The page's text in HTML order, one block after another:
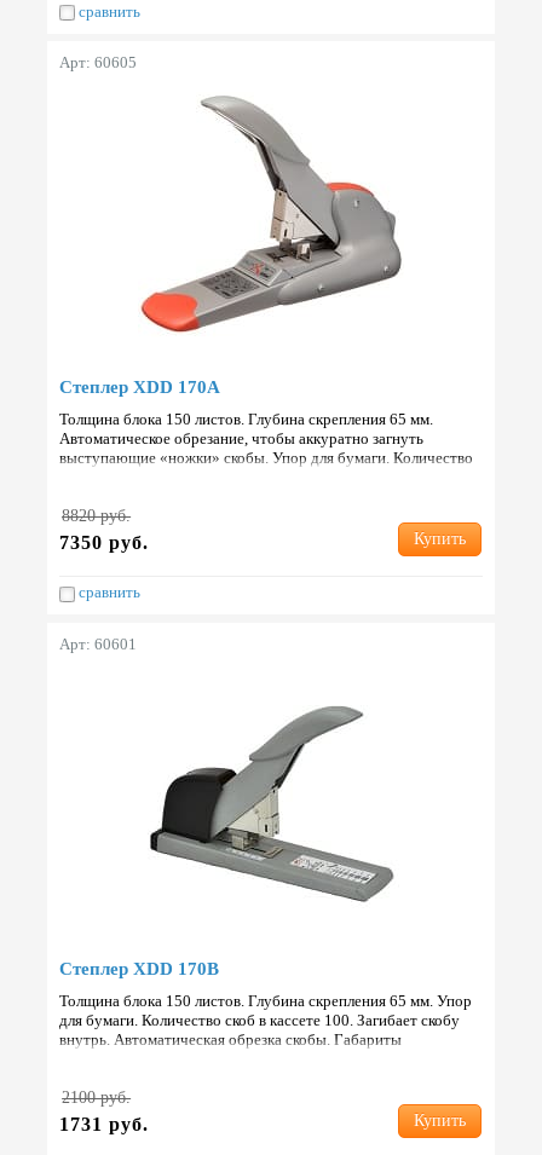
сравнить
Арт: 60605
Степлер XDD 170А
Толщина блока 150 листов. Глубина скрепления 65 мм.
Автоматическое обрезание, чтобы аккуратно загнуть
выступающие «ножки» скобы. Упор для бумаги. Количество
8820 руб.
7350 руб. Купить
сравнить
Арт: 60601
Степлер XDD 170B
Толщина блока 150 листов. Глубина скрепления 65 мм. Упор
для бумаги. Количество скоб в кассете 100. Загибает скобу
внутрь. Автоматическая обрезка скобы. Габариты
2100 руб.
1731 руб. Купить